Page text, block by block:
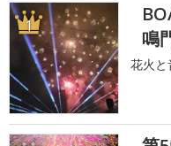
1
鳴
花火と